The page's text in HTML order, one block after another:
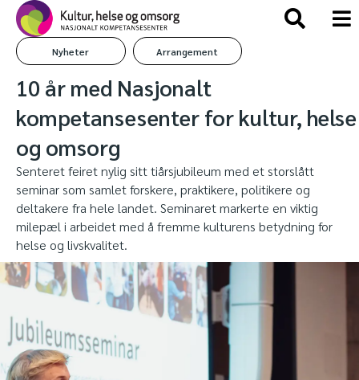
Nyheter Arrangement
10 år med Nasjonalt
kompetansesenter for kultur, helse
og omsorg
Senteret feiret nylig sitt tiårsjubileum med et storslått
seminar som samlet forskere, praktikere, politikere og
deltakere fra hele landet. Seminaret markerte en viktig
milepæl i arbeidet med å fremme kulturens betydning for
helse og livskvalitet.